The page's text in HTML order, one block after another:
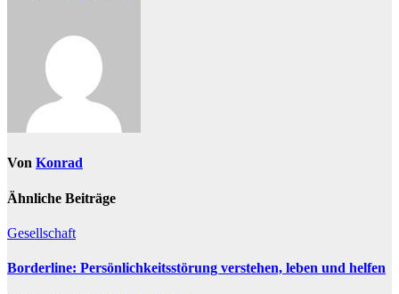
Von Konrad
Ähnliche Beiträge
Gesellschaft
Borderline: Persönlichkeitsstörung verstehen, leben und helfen